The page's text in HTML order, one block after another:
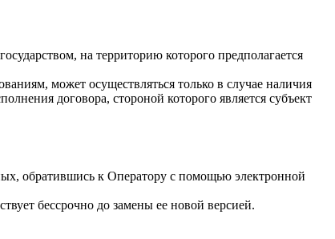
на территорию которого предполагается
может осуществляться только в случае наличия
договора, стороной которого является субъект
обратившись к Оператору с помощью электронной
бессрочно до замены ее новой версией.